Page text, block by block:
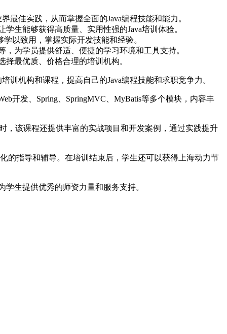
最佳实践，从而掌握全面的Java编程技能和能力。
生能够获得高质量、实用性强的Java培训体验。
以致用，掌握实际开发技能和经验。
为学员提供舒适、便捷的学习环境和工具支持。
最优质、价格合理的培训机构。
机构和课程，提高自己的Java编程技能和求职竞争力。
开发、Spring、SpringMVC、MyBatis等多个模块，内容丰
，该课程还提供丰富的实战项目和开发案例，通过实践提升
的指导和辅导。在培训结束后，学生还可以获得上海动力节
学生提供优秀的师资力量和服务支持。